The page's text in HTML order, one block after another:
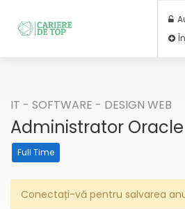
IT - SOFTWARE - DESIGN WEB
Administrator
Full Time
Conectați-vă pentru salvarea